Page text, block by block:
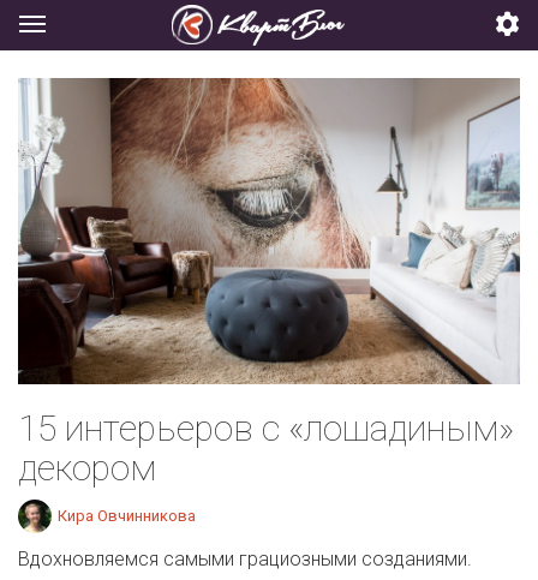
15 интерьеров с «лошадиным»
декором
Кира Овчинникова
Вдохновляемся самыми грациозными созданиями.